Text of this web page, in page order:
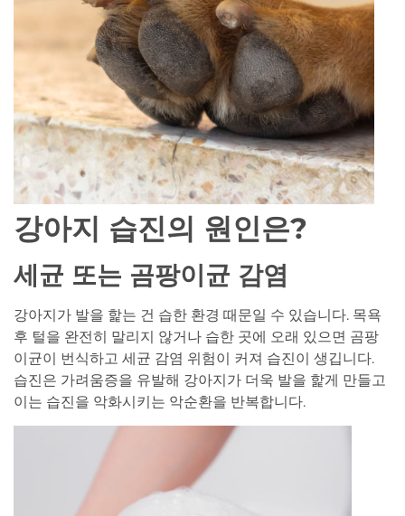
강아지 습진의 원인은?
세균 또는 곰팡이균 감염
강아지가 발을 핥는 건 습한 환경 때문일 수 있습니다. 목욕
후 털을 완전히 말리지 않거나 습한 곳에 오래 있으면 곰팡
이균이 번식하고 세균 감염 위험이 커져 습진이 생깁니다.
습진은 가려움증을 유발해 강아지가 더욱 발을 핥게 만들고
이는 습진을 악화시키는 악순환을 반복합니다.